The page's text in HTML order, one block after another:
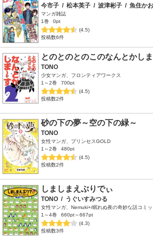
今市子 / 松本英子 / 波津彬子 / 魚住か
マンガ雑誌
1巻
0pt
(4.5)
投稿数6件
とのとのとのこのなんとかし
TONO
少女マンガ、フロンティアワークス
1～2巻
700pt
(4.5)
投稿数2件
砂の下の夢～空の下の緑～
TONO
女性マンガ、プリンセスGOLD
1～2巻
480pt
(4.5)
投稿数2件
しましまえぶりでぃ
TONO / うぐいすみつる
女性マンガ、Nemuki+/眠れぬ夜の奇妙な話コミッ
1～4巻
660pt～667pt
(4.3)
投稿数3件